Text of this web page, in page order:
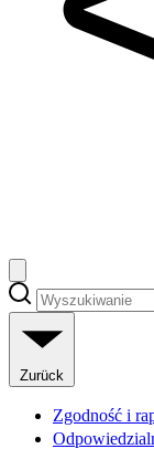
Zurück
Zgodność i